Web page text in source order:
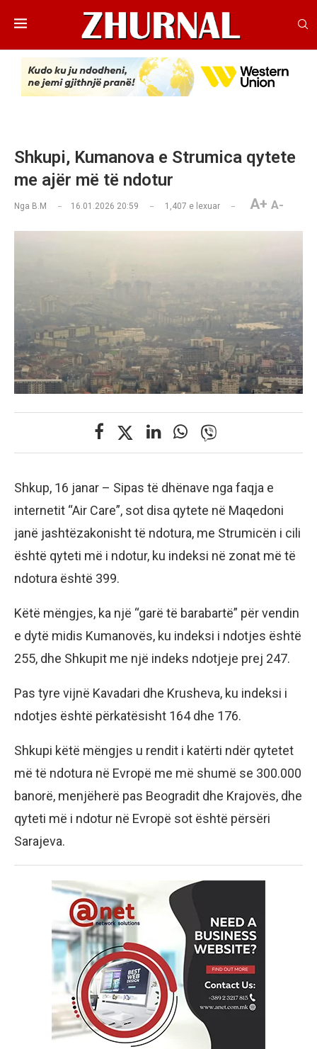
Shkupi, Kumanova e Strumica qytete
me ajër më të ndotur
Nga B.M 16.01.2026 20:59 1,407 e lexuar A+ A-
Shkup, 16 janar – Sipas të dhënave nga faqja e
internetit “Air Care”, sot disa qytete në Maqedoni
janë jashtëzakonisht të ndotura, me Strumicën i cili
është qyteti më i ndotur, ku indeksi në zonat më të
ndotura është 399.
Këtë mëngjes, ka një “garë të barabartë” për vendin
e dytë midis Kumanovës, ku indeksi i ndotjes është
255, dhe Shkupit me një indeks ndotjeje prej 247.
Pas tyre vijnë Kavadari dhe Krusheva, ku indeksi i
ndotjes është përkatësisht 164 dhe 176.
Shkupi këtë mëngjes u rendit i katërti ndër qytetet
më të ndotura në Evropë me më shumë se 300.000
banorë, menjëherë pas Beogradit dhe Krajovës, dhe
qyteti më i ndotur në Evropë sot është përsëri
Sarajeva.